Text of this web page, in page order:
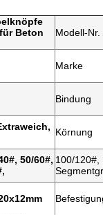
Beton
Modell-Nr.
Marke
Bindung
Körnung
50/60#, 100/120#,